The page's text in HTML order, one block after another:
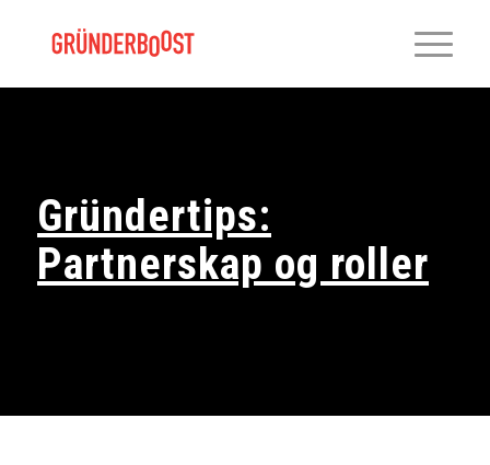
Gründertips:
Partnerskap og roller